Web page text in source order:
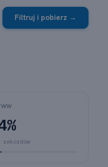
Filtruj i pobierz →
rekordów